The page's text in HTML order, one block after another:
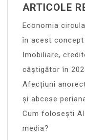
ARTICOLE
Economia
în acest concept
Imobiliare,
câștigător în
Afecțiuni
și abcese
Cum folosești
media?